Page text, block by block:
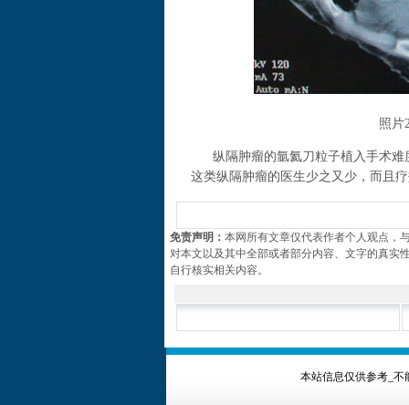
照片
纵隔肿瘤的氩氦刀粒子植入手术难
这类纵隔肿瘤的医生少之又少，而且
免责声明： 本网所有文章仅代表作者个人观点，
对本文以及其中全部或者部分内容、文字的真实
自行核实相关内容。
本站信息仅供参考_不